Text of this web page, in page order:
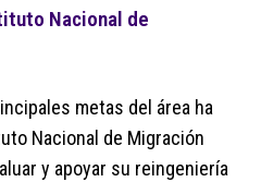
Nacional de
metas del área ha
Nacional de Migración
y apoyar su reingeniería